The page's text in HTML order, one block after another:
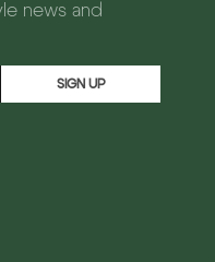
news and
SIGN UP